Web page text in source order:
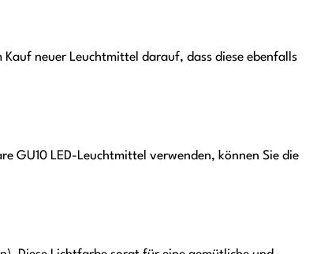
neuer Leuchtmittel darauf, dass diese ebenfalls
GU10 LED-Leuchtmittel verwenden, können Sie die